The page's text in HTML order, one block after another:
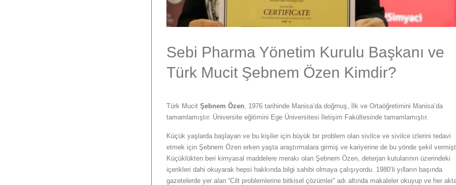
Sebi Pharma Yönetim Kurulu Başkanı ve
Türk Mucit Şebnem Özen Kimdir?
Türk Mucit Şebnem Özen , 1976 tarihinde Manisa’da doğmuş, İlk ve Ortaöğretimini Manisa’da
tamamlamıştır. Üniversite eğitimini Ege Üniversitesi İletişim Fakültesinde tamamlamıştır.
Küçük yaşlarda başlayan ve bu kişiler için büyük bir problem olan sivilce ve sivilce izlerini tedavi
etmek için Şebnem Özen erken yaşta araştırmalara girmiş ve kariyerine de bu yönde şekil
Küçüklükten beri kimyasal maddelere merakı olan Şebnem Özen, deterjan kutularının üzerindeki
içerikleri dahi okuyarak hepsi hakkında bilgi sahibi olmaya çalışıyordu. 1980’li yılların başında
gazetelerde yer alan “Cilt problemlerine bitkisel çözümler” adı altında makaleler okuyup ve her